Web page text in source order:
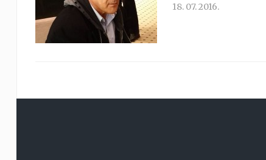
18. 07. 2016.